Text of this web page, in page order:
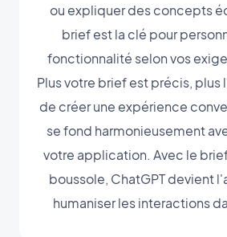
ou expliquer des concepts
brief est la clé pour
fonctionnalité selon vos
Plus votre brief est précis, plus
de créer une expérience
se fond harmonieusement
votre application. Avec le
boussole, ChatGPT devient
humaniser les interactions